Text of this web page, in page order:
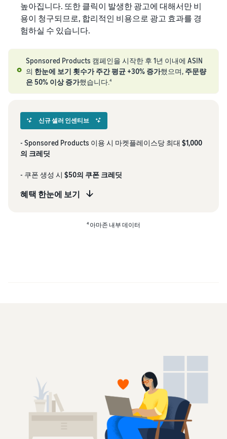
높아집니다. 또한 클릭이 발생한 광고에 대해서만 비
용이 청구되므로, 합리적인 비용으로 광고 효과를 경
험하실 수 있습니다.
Sponsored Products 캠페인을 시작한 후 1년 이내에 ASIN
의 한눈에 보기 횟수가 주간 평균 +30% 증가했으며, 주문량
은 50% 이상 증가했습니다.4
신규 셀러 인센티브
- Sponsored Products 이용 시 마켓플레이스당 최대 $1,000
의 크레딧
- 쿠폰 생성 시 $50의 쿠폰 크레딧
혜택 한눈에 보기
4 아마존 내부 데이터